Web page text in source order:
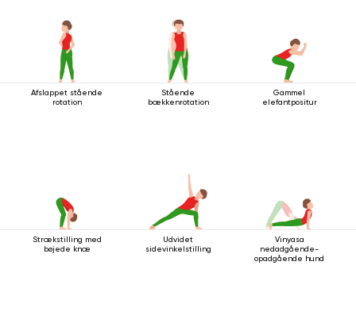
Afslappet stående
rotation
Stående
bækkenrotation
Gammel
elefantpositur
Strækstilling med
bøjede knæ
Udvidet
sidevinkelstilling
Vinyasa
nedadgående-
opadgående hund